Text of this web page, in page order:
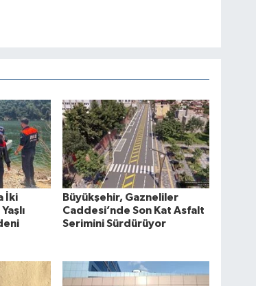
İki
Büyükşehir, Gazneliler
Caddesi’nde Son Kat Asfalt
Serimini Sürdürüyor